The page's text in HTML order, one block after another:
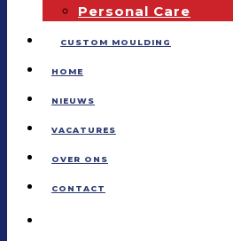
Personal Care
CUSTOM MOULDING
HOME
NIEUWS
VACATURES
OVER ONS
CONTACT